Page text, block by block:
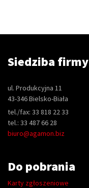
Siedziba firmy
ul. Produkcyjna 11
43-346 Bielsko-Biała
tel./fax: 33 818 22 33
tel.: 33 487 66 28
biuro@agamon.biz
Do pobrania
Karty zgłoszeniowe